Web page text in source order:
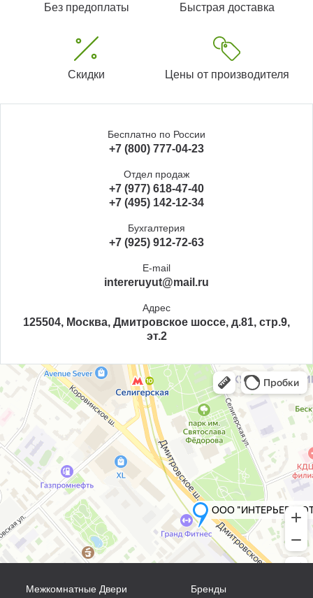
Без предоплаты Быстрая доставка
Скидки Цены от производителя
Бесплатно по России
+7 (800) 777-04-23
Отдел продаж
+7 (977) 618-47-40
+7 (495) 142-12-34
Бухгалтерия
+7 (925) 912-72-63
E-mail
intereruyut@mail.ru
Адрес
125504, Москва, Дмитровское шоссе, д.81, стр.9,
эт.2
Межкомнатные Двери
Бренды